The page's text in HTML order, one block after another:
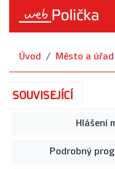
Úvod Město a úřad
SOUVISEJÍCÍ
Hlášení
Podrobný